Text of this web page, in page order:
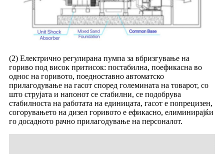
(2) Електрично регулирана пумпа за вбризгување на
гориво под висок притисок: постабилна, поефикасна во
однос на горивото, поедноставно автоматско
прилагодување на гасот според големината на товарот, со
што струјата и напонот се стабилни, се подобрува
стабилноста на работата на единицата, гасот е попрецизен,
согорувањето на дизел горивото е ефикасно, елиминирајќи
го досадното рачно прилагодување на персоналот.